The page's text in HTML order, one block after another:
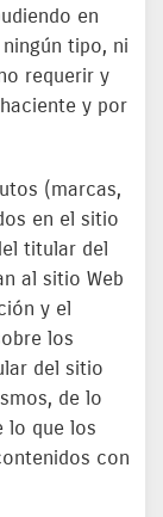
en
tipo, ni
requerir y
y por
(marcas,
en el sitio
titular del
al sitio Web
y el
los
del sitio
de lo
lo que los
con